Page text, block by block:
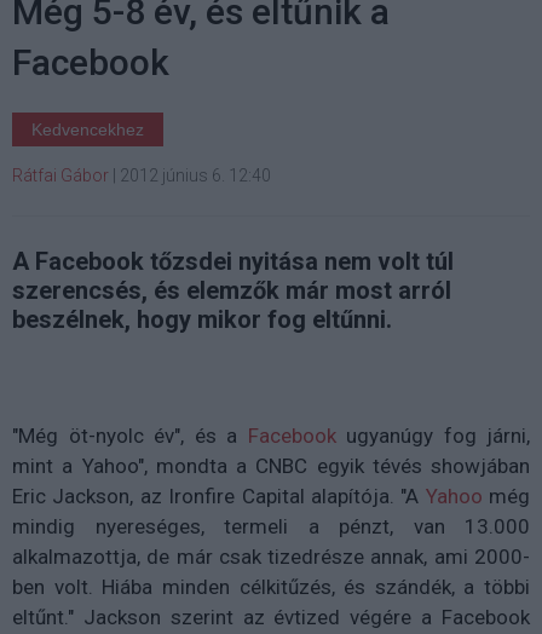
Még 5-8 év, és eltűnik a
Facebook
Kedvencekhez
Rátfai Gábor 2012 június 6. 12:40
A Facebook tőzsdei nyitása nem volt túl
szerencsés, és elemzők már most arról
beszélnek, hogy mikor fog eltűnni.
"Még öt-nyolc év", és a Facebookugyanúgy fog járni,
mint a Yahoo", mondta a CNBC egyik tévés showjában
Eric Jackson, az Ironfire Capital alapítója. "A Yahoo még
mindig nyereséges, termeli a pénzt, van 13.000
alkalmazottja, de már csak tizedrésze annak, ami 2000-
ben volt. Hiába minden célkitűzés, és szándék, a többi
eltűnt." Jackson szerint az évtized végére a Facebook